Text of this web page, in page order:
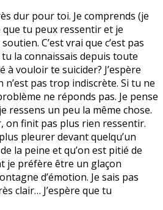
dur pour toi. Je comprends (je
tu peux ressentir et je
C’est vrai que c’est pas
la connaissais depuis toute
à vouloir te suicider? J’espère
n’est pas trop indiscrète. Si tu ne
ne réponds pas. Je pense
ressens un peu la même chose.
on finit pas plus rien ressentir.
pleurer devant quelqu’un
la peine et qu’on est pitié de
je préfère être un glaçon
d’émotion. Je sais pas
clair… J’espère que tu